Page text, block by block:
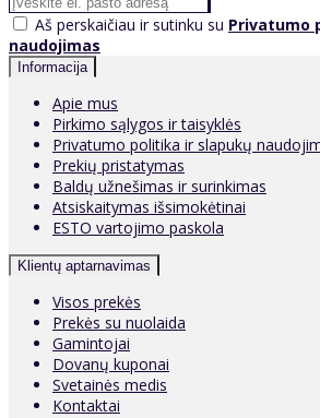
Aš perskaičiau ir sutinku su Privatumo
naudojimas
Informacija
Apie mus
Pirkimo sąlygos ir taisyklės
Privatumo politika ir slapukų
Prekių pristatymas
Baldų užnešimas ir surinkimas
Atsiskaitymas išsimokėtinai
ESTO vartojimo paskola
Klientų aptarnavimas
Visos prekės
Prekės su nuolaida
Gamintojai
Dovanų kuponai
Svetainės medis
Kontaktai